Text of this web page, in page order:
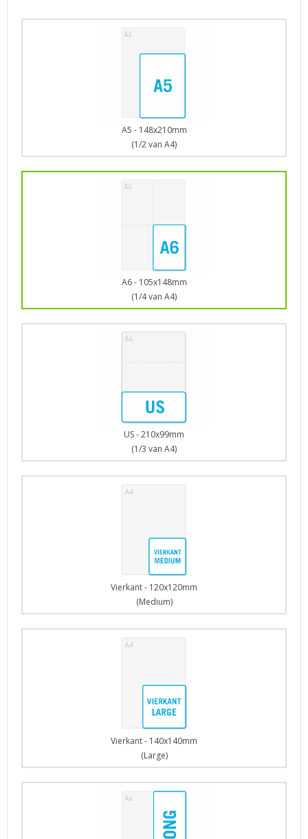
A5 - 148x210mm
(1/2 van A4)
A6 - 105x148mm
(1/4 van A4)
US - 210x99mm
(1/3 van A4)
Vierkant - 120x120mm
(Medium)
Vierkant - 140x140mm
(Large)